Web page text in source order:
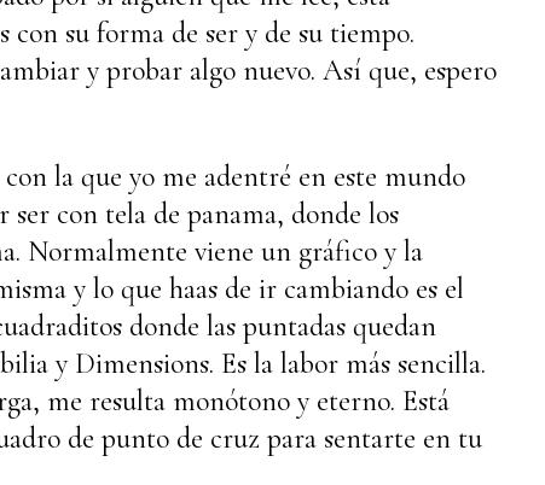
con su forma de ser y de su tiempo.
y probar algo nuevo. Así que, espero
la que yo me adentré en este mundo
con tela de panama, donde los
Normalmente viene un gráfico y la
y lo que haas de ir cambiando es el
donde las puntadas quedan
y Dimensions. Es la labor más sencilla.
me resulta monótono y eterno. Está
de punto de cruz para sentarte en tu